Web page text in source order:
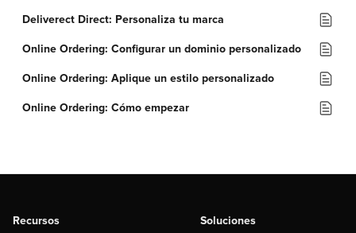
Deliverect Direct: Personaliza tu marca
Online Ordering: Configurar un dominio personalizado
Online Ordering: Aplique un estilo personalizado
Online Ordering: Cómo empezar
Recursos Soluciones